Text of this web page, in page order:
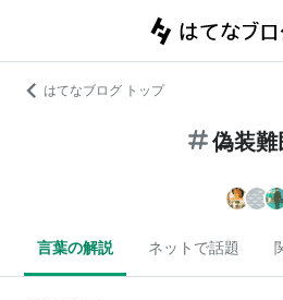
はてなブログ トップ
偽装難
言葉の解説 ネットで話題